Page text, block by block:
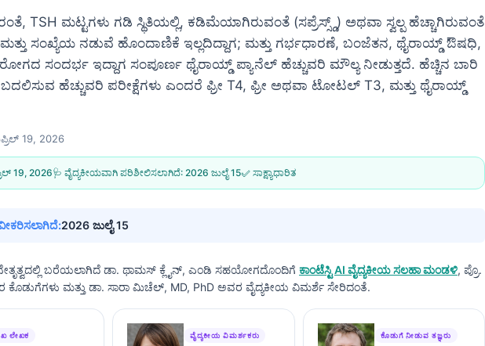
TSH ಮಟ್ಟಗಳು ಗಡಿ ಸ್ಥಿತಿಯಲ್ಲಿ, ಕಡಿಮೆಯಾಗಿರುವಂತೆ (ಸಪ್ರೆಸ್ಸ್ಡ್) ಅಥವಾ ಸ್ವಲ್ಪ ಹೆಚ್ಚಾಗಿರುವಂತೆ
ಮತ್ತು ಸಂಖ್ಯೆಯ ನಡುವೆ ಹೊಂದಾಣಿಕೆ ಇಲ್ಲದಿದ್ದಾಗ; ಮತ್ತು ಗರ್ಭಧಾರಣೆ, ಬಂಜೆತನ, ಥೈರಾಯ್ಡ್ ಔಷಧಿ,
ಸಂದರ್ಭ ಇದ್ದಾಗ ಸಂಪೂರ್ಣ ಥೈರಾಯ್ಡ್ ಪ್ಯಾನೆಲ್ ಹೆಚ್ಚುವರಿ ಮೌಲ್ಯ ನೀಡುತ್ತದೆ. ಹೆಚ್ಚಿನ ಬಾರಿ
ಹೆಚ್ಚುವರಿ ಪರೀಕ್ಷೆಗಳು ಎಂದರೆ ಫ್ರೀ T4, ಫ್ರೀ ಅಥವಾ ಟೋಟಲ್ T3, ಮತ್ತು ಥೈರಾಯ್ಡ್
19, 2026
19, 2026🩺 ವೈದ್ಯಕೀಯವಾಗಿ ಪರಿಶೀಲಿಸಲಾಗಿದೆ: 2026 ಜುಲೈ 15✅ ಸಾಕ್ಷ್ಯಾಧಾರಿತ
2026 ಜುಲೈ 15
ಬರೆಯಲಾಗಿದೆ ಡಾ. ಥಾಮಸ್ ಕ್ಲೈನ್, ಎಂಡಿ ಸಹಯೋಗದೊಂದಿಗೆ ಕಾಂಟೆಸ್ಟಿ AI ವೈದ್ಯಕೀಯ ಸಲಹಾ ಮಂಡಳಿ, ಪ್ರೊ.
ಕೊಡುಗೆಗಳು ಮತ್ತು ಡಾ. ಸಾರಾ ಮಿಚೆಲ್, MD, PhD ಅವರ ವೈದ್ಯಕೀಯ ವಿಮರ್ಶೆ ಸೇರಿದಂತೆ.
ಲೇಖಕ ವೈದ್ಯಕೀಯ ವಿಮರ್ಶಕರು ಕೊಡುಗೆ ನೀಡುವ ತಜ್ಞರು